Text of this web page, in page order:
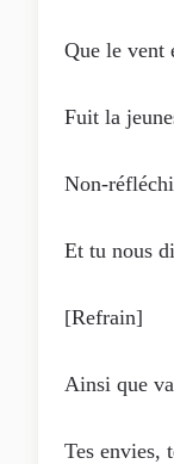
Que le vent
Fuit la
Non-
Et tu nous
[Refrain]
Ainsi que
Tes envies,